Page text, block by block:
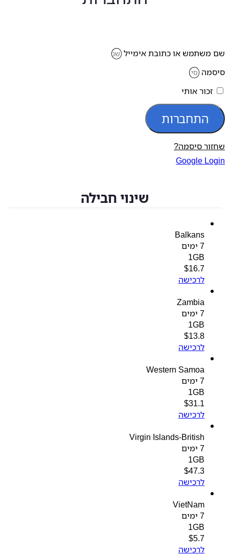
או כתובת אימייל
זכור אותי
התחברות
סיסמה?
Google
שינוי חבילה
Balkans
1GB
$16.7
לרכישה
Zambia
1GB
$13.8
לרכישה
Western Samoa
1GB
$31.1
לרכישה
Virgin Islands-British
1GB
$47.3
לרכישה
VietNam
1GB
$
לרכישה